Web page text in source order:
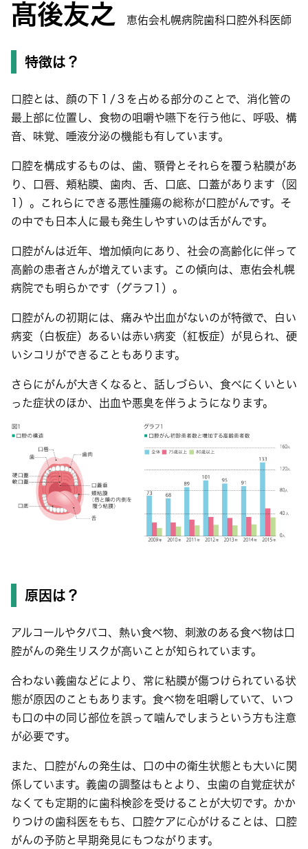
髙後友之 恵佑会札幌病院歯科口腔外科医師
特徴は？
口腔とは、顔の下１/３を占める部分のことで、消化管の
最上部に位置し、食物の咀嚼や嚥下を行う他に、呼吸、構
音、味覚、唾液分泌の機能も有しています。
口腔を構成するものは、歯、顎骨とそれらを覆う粘膜があ
り、口唇、頬粘膜、歯肉、舌、口底、口蓋があります（図
1）。これらにできる悪性腫瘍の総称が口腔がんです。そ
の中でも日本人に最も発生しやすいのは舌がんです。
口腔がんは近年、増加傾向にあり、社会の高齢化に伴って
高齢の患者さんが増えています。この傾向は、恵佑会札幌
病院でも明らかです（グラフ1）。
口腔がんの初期には、痛みや出血がないのが特徴で、白い
病変（白板症）あるいは赤い病変（紅板症）が見られ、硬
いシコリができることもあります。
さらにがんが大きくなると、話しづらい、食べにくいとい
った症状のほか、出血や悪臭を伴うようになります。
原因は？
アルコールやタバコ、熱い食べ物、刺激のある食べ物は口
腔がんの発生リスクが高いことが知られています。
合わない義歯などにより、常に粘膜が傷つけられている状
態が原因のこともあります。食べ物を咀嚼していて、いつ
も口の中の同じ部位を誤って噛んでしまうという方も注意
が必要です。
また、口腔がんの発生は、口の中の衛生状態とも大いに関
係しています。義歯の調整はもとより、虫歯の自覚症状が
なくても定期的に歯科検診を受けることが大切です。かか
りつけの歯科医をもち、口腔ケアに心がけることは、口腔
がんの予防と早期発見にもつながります。